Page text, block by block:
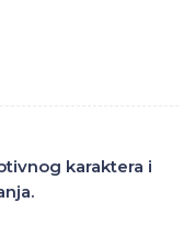
karaktera i